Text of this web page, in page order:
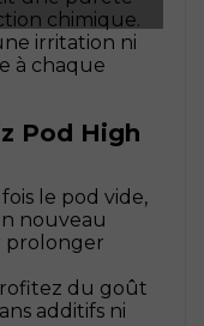
chimique.
irritation ni
à chaque
Pod High
le pod vide,
nouveau
prolonger
du goût
additifs ni